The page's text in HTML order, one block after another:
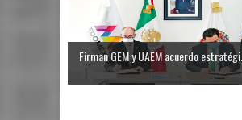
Firman GEM y UAEM acuerdo estratégi...